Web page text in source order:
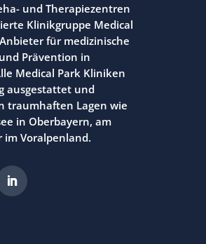
und Therapiezentren
Klinikgruppe Medical
für medizinische
Prävention in
Medical Park Kliniken
ausgestattet und
traumhaften Lagen wie
in Oberbayern, am
im Voralpenland.